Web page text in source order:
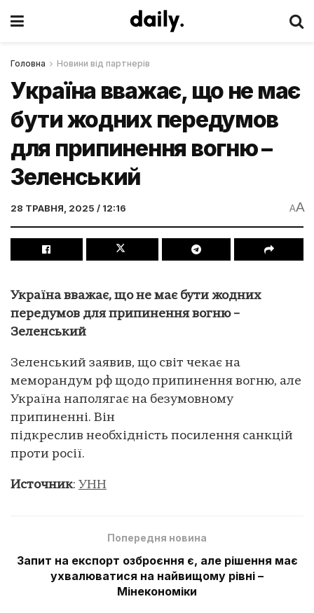
Головна Новини від партнерів
Україна вважає, що не має
бути жодних передумов
для припинення вогню –
Зеленський
28 ТРАВНЯ, 2025 / 12:16 AA
Україна вважає, що не має бути жодних
передумов для припинення вогню –
Зеленський
Зеленський заявив, що світ чекає на
меморандум рф щодо припинення вогню, але
Україна наполягає на безумовному
припиненні. Він
підкреслив необхідність посилення санкцій
проти росії.
Источник: УНН
Попередня новина
Запит на експорт озброєння є, але рішення має
ухвалюватися на найвищому рівні –
Мінекономіки